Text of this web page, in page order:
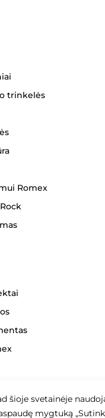
šioje svetainėje
mygtuką
trinkelės
Romex